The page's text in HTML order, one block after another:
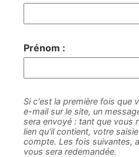
Prénom :
Si c'est la première fois que
e-mail sur le site, un
sera envoyé : tant que vous
lien qu'il contient, votre
compte. Les fois suivantes,
vous sera redemandée.